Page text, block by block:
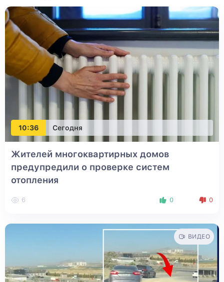
10:36 Сегодня
Жителей многоквартирных домов
предупредили о проверке систем
отопления
6 0 0
ВИДЕО